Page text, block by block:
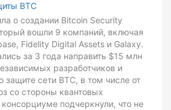
BTC
о создании Bitcoin Security
вошли 9 компаний, включая
Fidelity Digital Assets и Galaxy.
за 3 года направить $15 млн
разработчиков и
защите сети BTC, в том числе от
со стороны квантовых
подчеркнули, что не